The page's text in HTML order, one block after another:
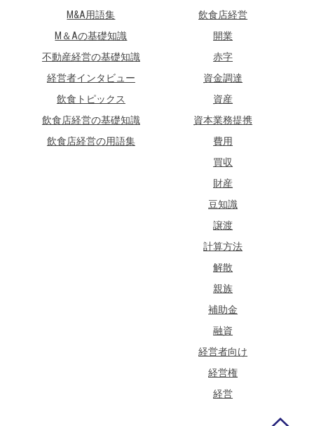
M&A用語集
M＆Aの基礎知識
不動産経営の基礎知識
経営者インタビュー
飲食トピックス
飲食店経営の基礎知識
飲食店経営の用語集
飲食店経営
開業
赤字
資金調達
資産
資本業務提携
費用
買収
財産
豆知識
譲渡
計算方法
解散
親族
補助金
融資
経営者向け
経営権
経営